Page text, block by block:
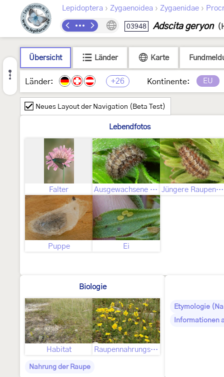
Lepidoptera › Zygaenoidea › Zygaenidae ›
03948 Adscita geryon
Übersicht Länder Karte
Länder: +26 Kontinente: EU
Neues Layout der Navigation (Beta Test)
Lebendfotos
Falter Ausgewachsene Raupe Jüngere Raupenstadien
Puppe Ei
Biologie
Habitat Raupennahrungspflanzen
Nahrung der Raupe
Etymologie
Informationen